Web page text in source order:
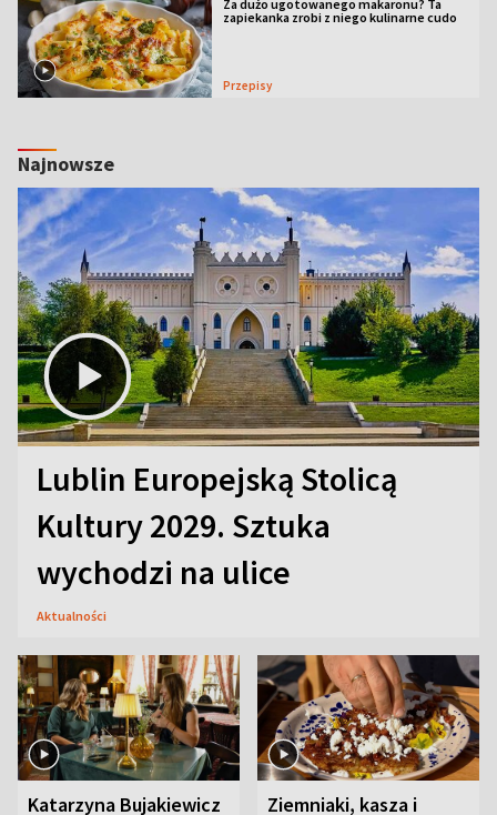
Za dużo ugotowanego makaronu? Ta
zapiekanka zrobi z niego kulinarne cudo
Przepisy
Najnowsze
Lublin Europejską Stolicą
Kultury 2029. Sztuka
wychodzi na ulice
Aktualności
Katarzyna Bujakiewicz Ziemniaki, kasza i